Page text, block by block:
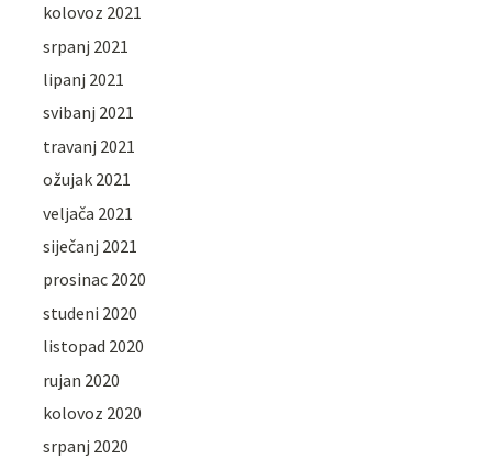
kolovoz 2021
srpanj 2021
lipanj 2021
svibanj 2021
travanj 2021
ožujak 2021
veljača 2021
siječanj 2021
prosinac 2020
studeni 2020
listopad 2020
rujan 2020
kolovoz 2020
srpanj 2020